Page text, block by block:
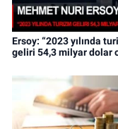
Ersoy: “2023 yılında
geliri 54,3 milyar dolar